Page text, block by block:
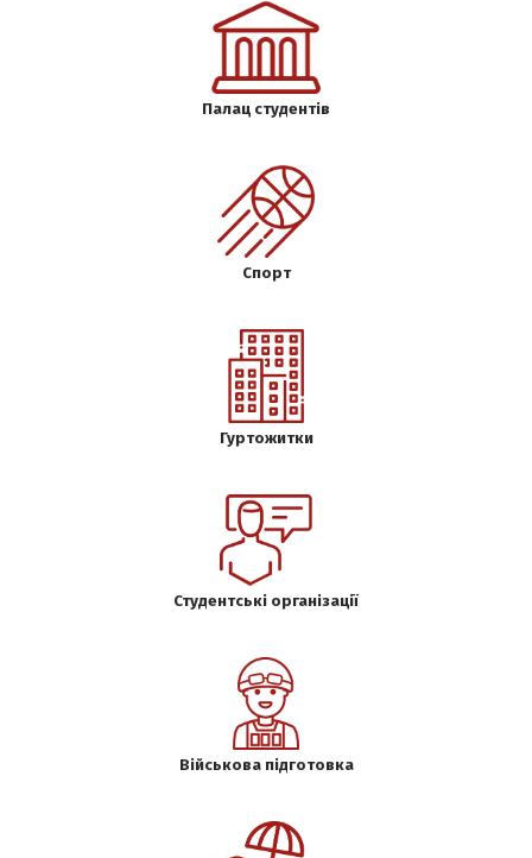
Палац студентів
Спорт
Гуртожитки
Студентські організації
Військова підготовка